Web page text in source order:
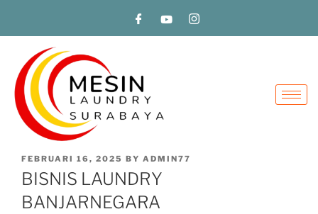
FEBRUARI 16, 2025 BY ADMIN77
BISNIS LAUNDRY
BANJARNEGARA